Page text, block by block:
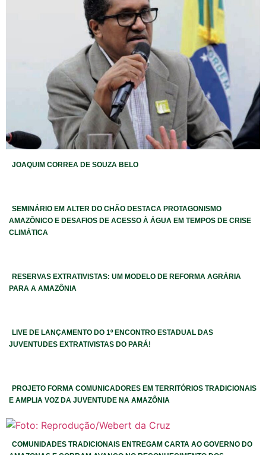
JOAQUIM CORREA DE SOUZA BELO
SEMINÁRIO EM ALTER DO CHÃO DESTACA PROTAGONISMO
AMAZÔNICO E DESAFIOS DE ACESSO À ÁGUA EM TEMPOS DE CRISE
CLIMÁTICA
RESERVAS EXTRATIVISTAS: UM MODELO DE REFORMA AGRÁRIA
PARA A AMAZÔNIA
LIVE DE LANÇAMENTO DO 1º ENCONTRO ESTADUAL DAS
JUVENTUDES EXTRATIVISTAS DO PARÁ!
PROJETO FORMA COMUNICADORES EM TERRITÓRIOS TRADICIONAIS
E AMPLIA VOZ DA JUVENTUDE NA AMAZÔNIA
COMUNIDADES TRADICIONAIS ENTREGAM CARTA AO GOVERNO DO